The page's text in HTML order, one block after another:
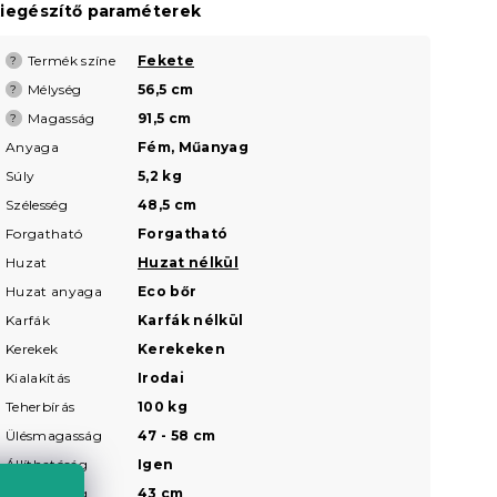
paraméterek
? Termék színe Fekete
? Mélység 56,5 cm
? Magasság
91,5 cm
Anyaga
Fém, Műanyag
Súly
5,2 kg
Szélesség
48,5 cm
Forgatható
Forgatható
Huzat
Huzat nélkül
Huzat anyaga
Eco bőr
Karfák
Karfák nélkül
Kerekek
Kerekeken
Kialakítás
Irodai
Teherbírás
100 kg
Ülésmagasság
47 - 58 cm
Állíthatóság
Igen
Ülésmélység
43 cm